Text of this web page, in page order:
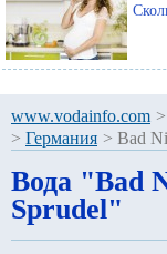
www.vodainfo.com >
> Германия > Bad
Вода "Bad
Sprudel"